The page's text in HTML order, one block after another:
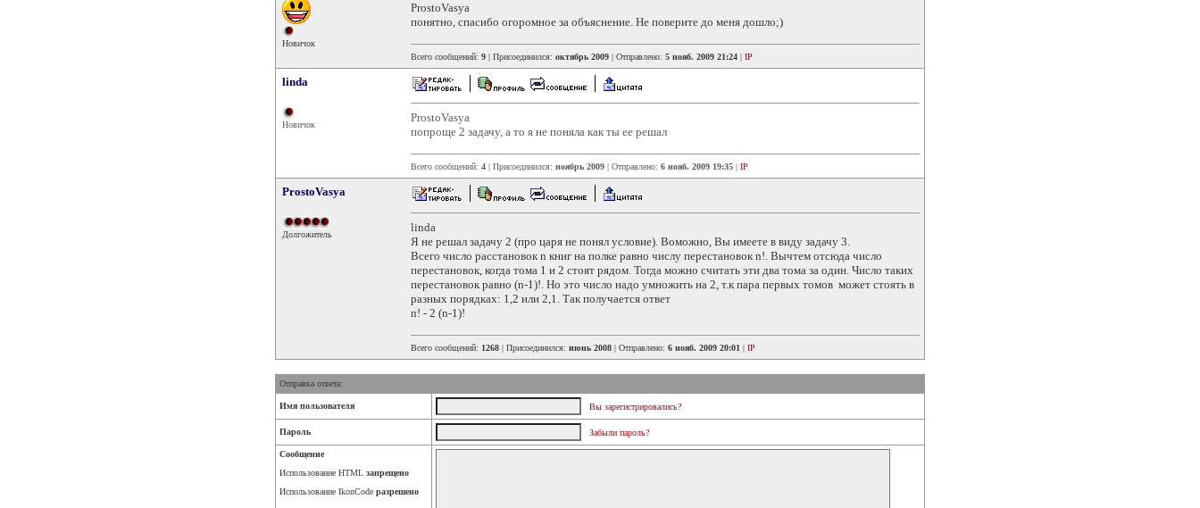
Новичок
ProstoVasya
понятно, спасибо огоромное за объяснение. Не поверите до меня дошло;)
Всего сообщений: 9 | Присоединился: октябрь 2009 | Отправлено: 5 нояб. 2009 21:24 | IP
linda
Новичок
ProstoVasya
попроще 2 задачу, а то я не поняла как ты ее решал
Всего сообщений: 4 | Присоединился: ноябрь 2009 | Отправлено: 6 нояб. 2009 19:35 | IP
ProstoVasya
Долгожитель
linda
Я не решал задачу 2 (про царя не понял условие). Воможно, Вы имеете в виду задачу 3.
Всего число расстановок n книг на полке равно числу перестановок n!. Вычтем отсюда число
перестановок, когда тома 1 и 2 стоят рядом. Тогда можно считать эти два тома за один. Число таких
перестановок равно (n-1)!. Но это число надо умножить на 2, т.к пара первых томов может стоять в
разных порядках: 1,2 или 2,1. Так получается ответ
n! - 2 (n-1)!
Всего сообщений: 1268 | Присоединился: июнь 2008 | Отправлено: 6 нояб. 2009 20:01 | IP
Отправка ответа:
Имя пользователя Вы зарегистрировались?
Пароль Забыли пароль?
Сообщение
Использование HTML запрещено
Использование IkonCode разрешено